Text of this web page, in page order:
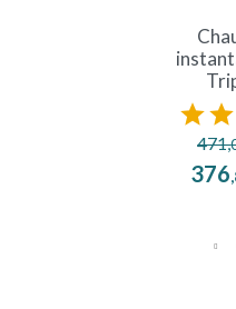

471,
Prix
376